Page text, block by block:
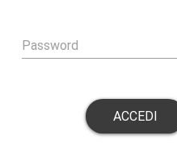
Password
ACCEDI